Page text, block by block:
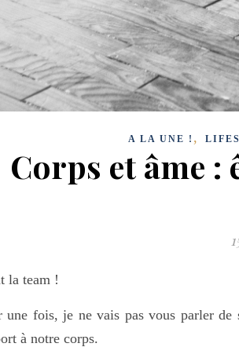
A LA UNE ! ,
Corps et âme :
la team !
une fois, je ne vais pas vous parler
à notre corps.